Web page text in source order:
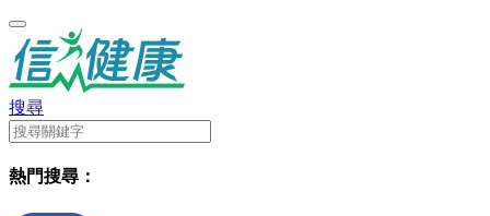
搜尋
熱門搜尋：